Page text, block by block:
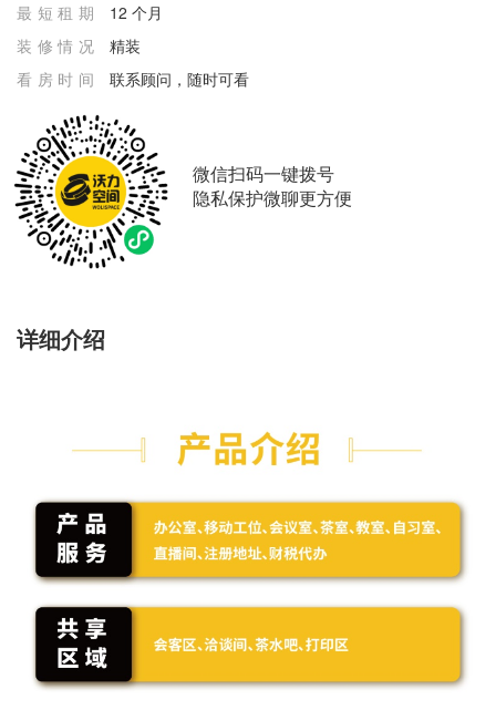
最短租期
12 个月
装修情况
精装
看房时间
联系顾问，随时可看
微信扫码一键拨号
隐私保护微聊更方便
详细介绍